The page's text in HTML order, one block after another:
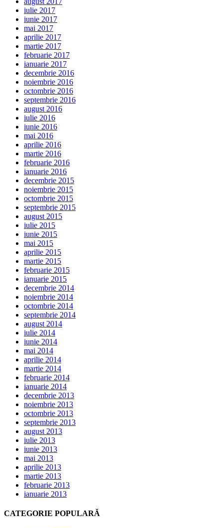
iulie 2017
iunie 2017
mai 2017
aprilie 2017
martie 2017
februarie 2017
ianuarie 2017
decembrie 2016
noiembrie 2016
octombrie 2016
septembrie 2016
august 2016
iulie 2016
iunie 2016
mai 2016
aprilie 2016
martie 2016
februarie 2016
ianuarie 2016
decembrie 2015
noiembrie 2015
octombrie 2015
septembrie 2015
august 2015
iulie 2015
iunie 2015
mai 2015
aprilie 2015
martie 2015
februarie 2015
ianuarie 2015
decembrie 2014
noiembrie 2014
octombrie 2014
septembrie 2014
august 2014
iulie 2014
iunie 2014
mai 2014
aprilie 2014
martie 2014
februarie 2014
ianuarie 2014
decembrie 2013
noiembrie 2013
octombrie 2013
septembrie 2013
august 2013
iulie 2013
iunie 2013
mai 2013
aprilie 2013
martie 2013
februarie 2013
ianuarie 2013
CATEGORIE POPULARĂ